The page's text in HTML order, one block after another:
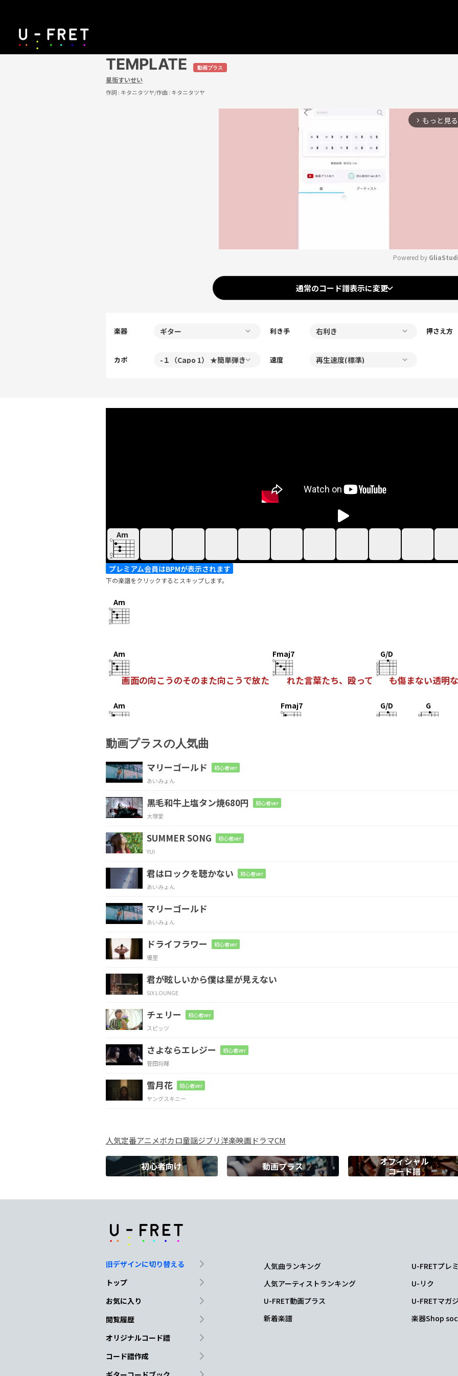
TEMPLATE 動画プラス
星街すいせい
作詞 : キタニタツヤ/作曲 : キタニタツヤ
arrow_forward_ios もっと見る
Powered by
通常のコード譜表示に変更
楽器 利き手 押さえ方
カポ 速度
Am
プレミアム会員はBPMが表示されます
下の楽譜をクリックするとスキップします。
Am
Am
画面の向こうのそのまた向こうで放た
Fmaj7
れた言葉たち、殴って
G/D
も傷まない透
Am Fmaj7 G/D G
僕はずっと苦し
Em
そうだ 僕にとって「
G
正解」なんてどうだってい
この 生が正しいか間
その手に抱えた大層な
A#dim
テンプレートは
鏡に映った僕の色は全部僕のた
Am
名前も顔も隠したアノニマスに僕の
Fmaj7
僕の全部、取り返
何度遮ったって 五月蠅いほどに鳴るノイズ
好き
Em
放題僕を貶し、カ テゴライズの檻に縛って
A
も
この声の正体に
A#dim
Cmaj7
動画プラスの人気曲
マリーゴールド 初心者ver
あいみょん
黒毛和牛上塩タン焼680円 初心者ver
大塚愛
SUMMER SONG 初心者ver
YUI
君はロックを聴かない 初心者ver
あいみょん
マリーゴールド
あいみょん
ドライフラワー 初心者ver
優里
君が眩しいから僕は星が見えない
SIX LOUNGE
チェリー 初心者ver
スピッツ
さよならエレジー 初心者ver
菅田将暉
雪月花 初心者ver
ヤングスキニー
人気定番アニメボカロ童謡ジブリ洋楽映画ドラマCM
初心者向け 動画プラス
オフィシャル
コード譜
旧デザインに切り替える
トップ
お気に入り
閲覧履歴
オリジナルコード譜
コード譜作成
人気曲ランキング
人気アーティストランキング
U-FRET動画プラス
新着楽譜
U-FRETプレ
U-リク
U-FRETマガ
楽器Shop